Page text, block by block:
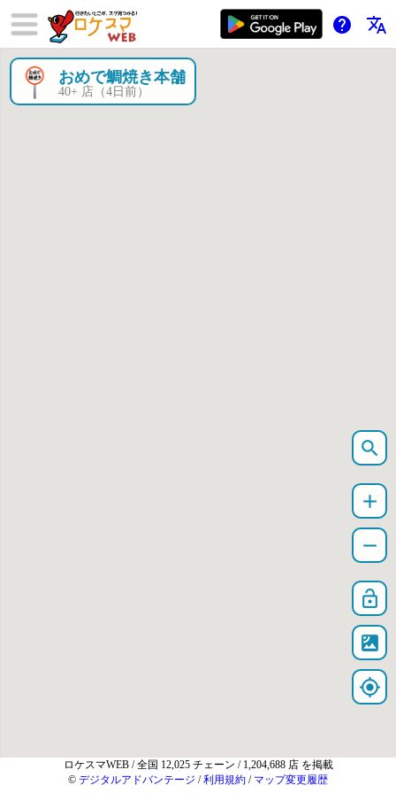
help translate
×
おめで鯛焼き本舗
40+ 店（4日前）
search
add
remove
lock_open
satellite
my_location
ロケスマWEB / 全国 12,025 チェーン / 1,204,688 店 を掲載
© デジタルアドバンテージ /利用規約 / マップ変更履歴